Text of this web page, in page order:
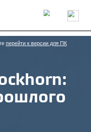
Пресса
Архитекторы
Вакансии
Блог
конкурса
перейти к версии для ПК